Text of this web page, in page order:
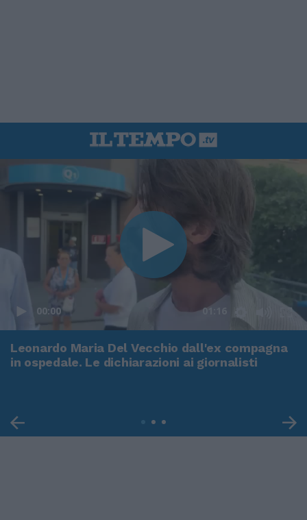
00:00 01:16
Leonardo Maria Del Vecchio dall'ex compagna
in ospedale. Le dichiarazioni ai giornalisti